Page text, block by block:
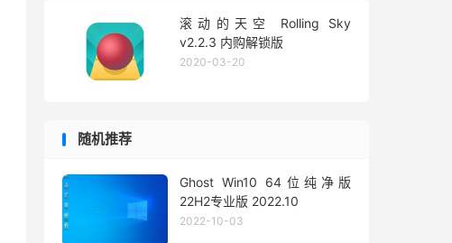
滚动的天空 Rolling Sky
v2.2.3 内购解锁版
2020-03-20
随机推荐
Ghost Win10 64位纯净版
22H2专业版 2022.10
2022-10-03